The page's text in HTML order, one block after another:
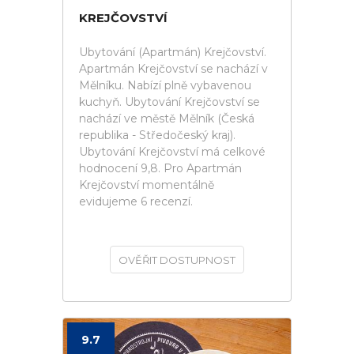
KREJČOVSTVÍ
Ubytování (Apartmán) Krejčovství.
Apartmán Krejčovství se nachází v
Mělníku. Nabízí plně vybavenou
kuchyň. Ubytování Krejčovství se
nachází ve městě Mělník (Česká
republika - Středočeský kraj).
Ubytování Krejčovství má celkové
hodnocení 9,8. Pro Apartmán
Krejčovství momentálně
evidujeme 6 recenzí.
OVĚŘIT DOSTUPNOST
9.7